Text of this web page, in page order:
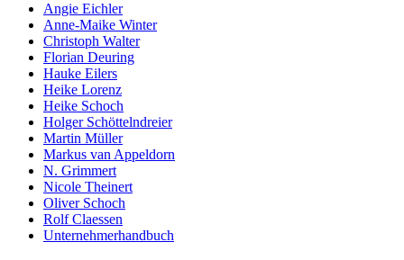
Angie Eichler
Anne-Maike Winter
Christoph Walter
Florian Deuring
Hauke Eilers
Heike Lorenz
Heike Schoch
Holger Schöttelndreier
Martin Müller
Markus van Appeldorn
N. Grimmert
Nicole Theinert
Oliver Schoch
Rolf Claessen
Unternehmerhandbuch